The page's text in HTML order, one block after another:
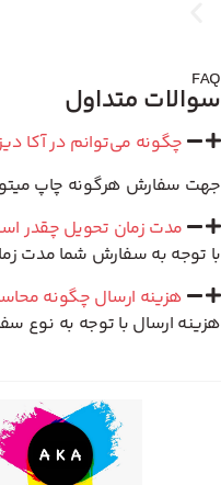
FAQ
سوالات متداول
چگونه می‌توانم در آکا
جهت سفارش هرگونه چاپ
مدت زمان تحویل چقدر
با توجه به سفارش شما مدت
هزینه ارسال چگونه
هزینه ارسال با توجه به نوع